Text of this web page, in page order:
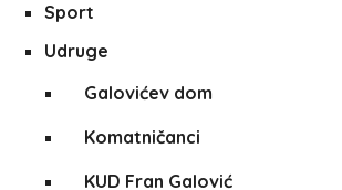
Sport
Udruge
Galovićev dom
Komatničanci
KUD Fran Galović